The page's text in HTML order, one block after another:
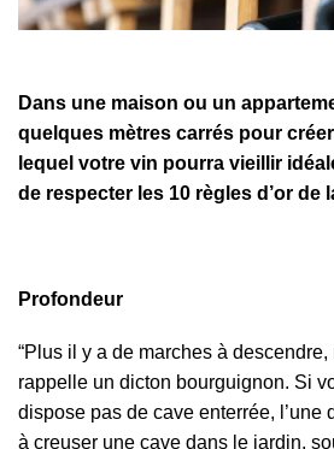
Dans une maison ou un
quelques mètres carrés pour
lequel votre vin pourra vieillir
de respecter les 10 règles d’or de
Profondeur
“Plus il y a de marches à
rappelle un dicton bourguignon. Si
dispose pas de cave enterrée, l’une
à creuser une cave dans le jardin,